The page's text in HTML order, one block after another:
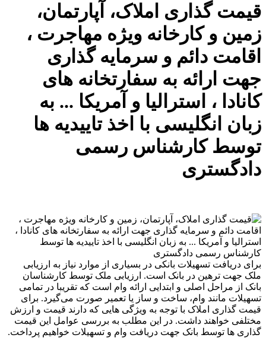
قیمت گذاری املاک، آپارتمان،
زمین و کارخانه ویژه مهاجرت ،
اقامت دائم و سرمایه گذاری
جهت ارائه به سفارتخانه های
کانادا ، استرالیا و آمریکا ... به
زبان انگلیسی با اخذ تاییدیه ها
توسط کارشناس رسمی
دادگستری
برای دریافت تسهیلات بانکی در بسیاری از موارد نیاز به ارزیابی
ملک جهت ترهین در بانک است. ارزیابی ملک توسط کارشناسان
بانک از مراحل اصلی و ابتدایی ارائه وام است که تقریبا در تمامی
تسهیلات مانند وام، ساخت و ساز یا تعمیر صورت می‌گیرد. برای
قیمت گذاری املاک با توجه به ویژگی هایی که دارند قیمت و ارزش
مختلفی خواهند داشت. در این مطلب به بررسی عوامل این قیمت
گذاری ها توسط بانک جهت دریافت وام و تسهیلات خواهیم پرداخت.